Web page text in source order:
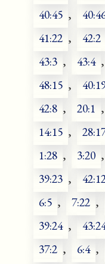
40:45 ,
41:22 , 42:2
43:3 , 43:4 ,
48:15 ,
42:8 , 20:1 ,
14:15 ,
1:28 , 3:20 ,
39:23 ,
6:5 , 7:22 ,
39:24 ,
37:2 , 6:4 ,